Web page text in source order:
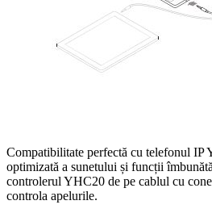
Compatibilitate perfectă cu telefonul IP
optimizată a sunetului și funcții
controlerul YHC20 de pe cablul cu
controla apelurile.